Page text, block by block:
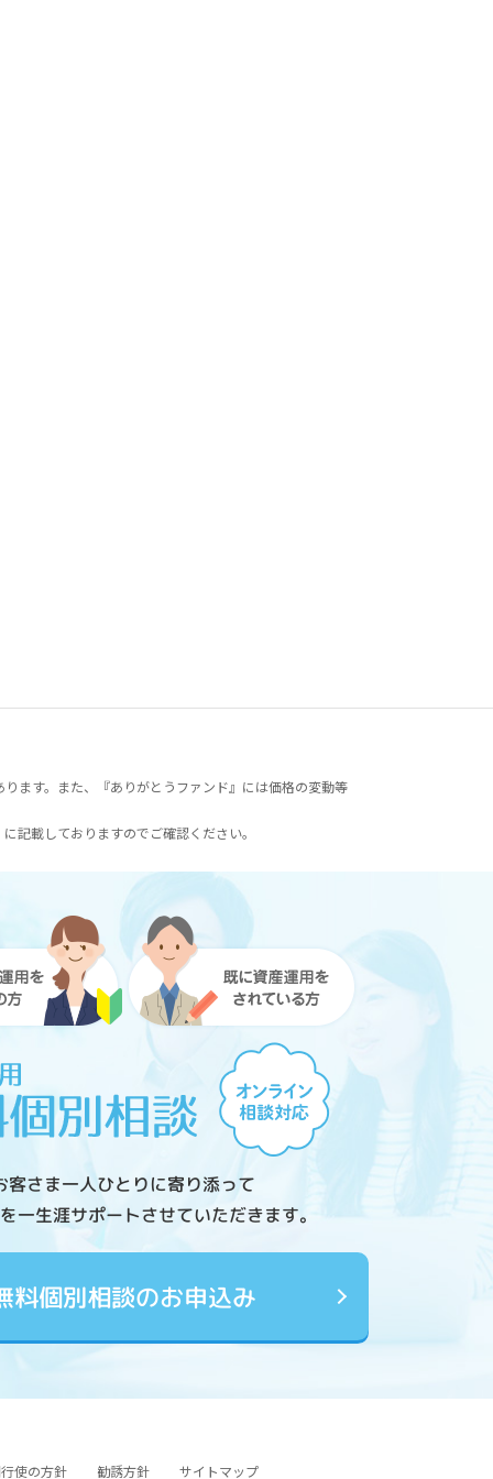
ます。また、『ありがとうファンド』には価格の変動等
記載しておりますのでご確認ください。
客さま一人ひとりに寄り添って
一生涯サポートさせていただきます。
料個別相談のお申込み
使の方針 勧誘方針 サイトマップ